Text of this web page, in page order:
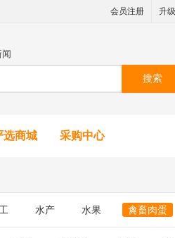
会员注册 升
搜索
选商城 采购中心
水产 水果 禽畜肉蛋